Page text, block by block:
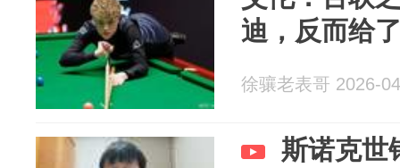
迪，反而给
徐骧老表哥 2026-
斯诺克世